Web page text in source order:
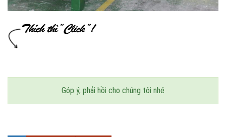
Góp ý, phải hồi cho chúng tôi nhé